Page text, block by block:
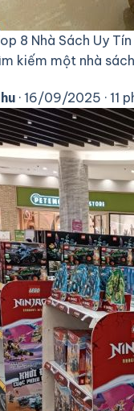
8 Nhà Sách Uy
kiếm một nhà
· 16/09/2025 · 11